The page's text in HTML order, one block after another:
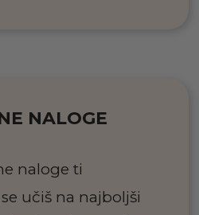
NALOGE
naloge ti
učiš na najboljši